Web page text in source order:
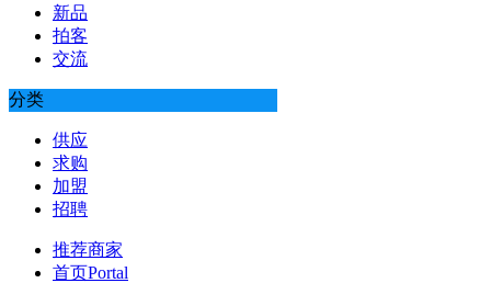
新品
拍客
交流
分类
供应
求购
加盟
招聘
推荐商家
首页Portal